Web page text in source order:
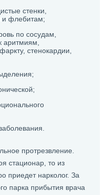
стенки,
и флебитам;
по сосудам,
аритмиям,
стенокардии,
протрезвление.
стационар, то из
приедет нарколог. За
парка прибытия врача